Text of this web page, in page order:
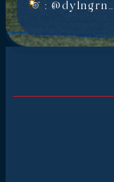
: @dylngrn_